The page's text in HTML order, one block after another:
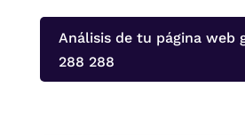
Análisis de tu página web
288 288